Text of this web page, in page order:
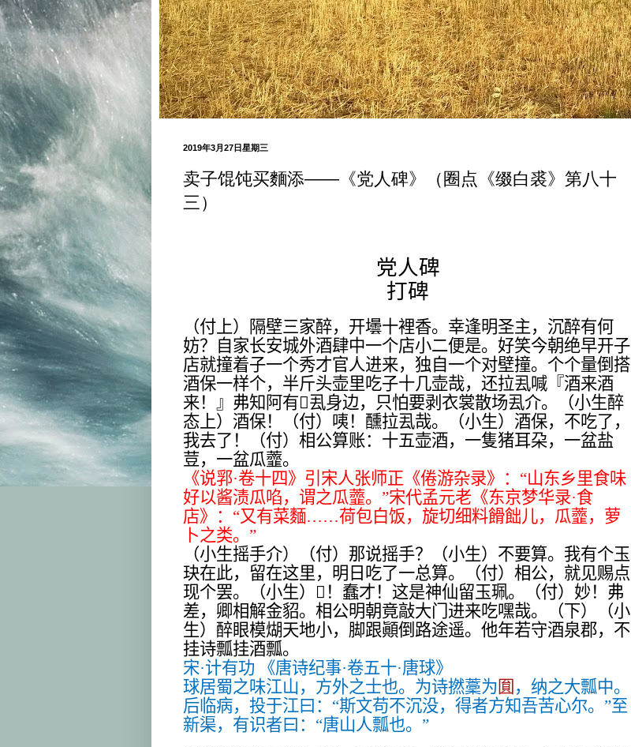
2019年3月27日星期三
卖子馄饨买麵添——《党人碑》（圈点《缀白裘》第八十
三）
党人碑
打碑
（付上）隔壁三家醉，开壜十裡香。幸逢明圣主，沉醉有何
妨？自家长安城外酒肆中一个店小二便是。好笑今朝绝早开子
店就撞着子一个秀才官人进来，独自一个对壁撞。个个量倒搭
酒保一样个，半斤头壶里吃子十几壶哉，还拉厾喊『酒来酒
来！』弗知阿有𠍽厾身边，只怕要剥衣裳散场厾介。（小生醉
态上）酒保！（付）咦！醺拉厾哉。（小生）酒保，不吃了，
我去了！（付）相公算账：十五壶酒，一隻猪耳朶，一盆盐
荳，一盆瓜虀。
《说郛·卷十四》引宋人张师正《倦游杂录》：“山东乡里食味
好以酱渍瓜啗，谓之瓜虀。”宋代孟元老《东京梦华录·食
店》：“又有菜麵……荷包白饭，旋切细料餶飿儿，瓜虀，萝
卜之类。”
（小生摇手介）（付）那说摇手？（小生）不要算。我有个玉
玦在此，留在这里，明日吃了一总算。（付）相公，就见赐点
现个罢。（小生） 𠲔 ！蠢才！这是神仙留玉珮。（付）妙！弗
差，卿相解金貂。相公明朝竟敲大门进来吃嘿哉。（下）（小
生）醉眼模煳天地小，脚跟顚倒路途遥。他年若守酒泉郡，不
挂诗瓢挂酒瓢。
宋·计有功 《唐诗纪事·卷五十·唐球》
球居蜀之味江山，方外之士也。为诗撚藳为 圎 ，纳之大瓢中。
后临病，投于江曰：“斯文苟不沉没，得者方知吾苦心尔。”至
新渠，有识者曰：“唐山人瓢也。”